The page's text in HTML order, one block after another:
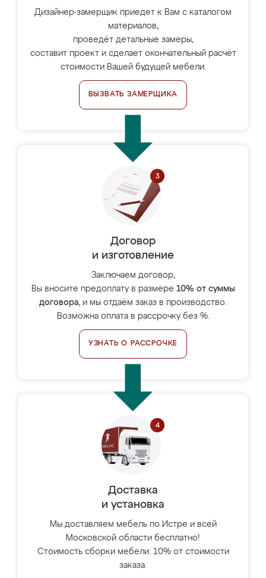
Дизайнер-замерщик приедет к Вам с каталогом
материалов,
проведёт детальные замеры,
составит проект и сделает окончательный расчёт
стоимости Вашей будущей мебели.
ВЫЗВАТЬ ЗАМЕРЩИКА
Договор
и изготовление
Заключаем договор,
Вы вносите предоплату в размере 10% от суммы
договора, и мы отдаём заказ в производство.
Возможна оплата в рассрочку без %.
УЗНАТЬ О РАССРОЧКЕ
Доставка
и установка
Мы доставляем мебель по Истре и всей
Московской области бесплатно!
Стоимость сборки мебели: 10% от стоимости
заказа.